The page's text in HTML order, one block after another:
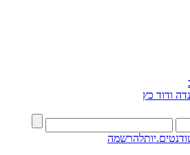
ודוד כץ
להרשמה